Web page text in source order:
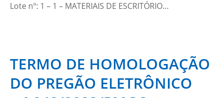
Lote nº: 1 – 1 – MATERIAIS DE ESCRITÓRIO…
TERMO DE HOMOLOGAÇÃO
DO PREGÃO ELETRÔNICO